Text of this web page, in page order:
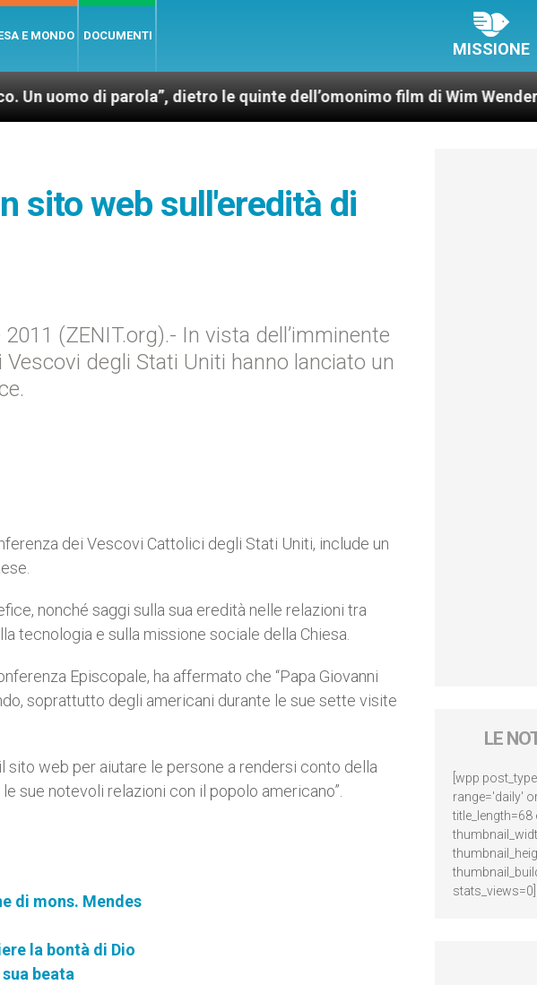
E MONDO DOCUMENTI
MISSIONE
di parola”, dietro le quinte dell’omonimo film di Wim Wenders
sito web sull'eredità di
(ZENIT.org).- In vista dell’imminente
degli Stati Uniti hanno lanciato un
dei Vescovi Cattolici degli Stati Uniti, include un
nonché saggi sulla sua eredità nelle relazioni tra
tecnologia e sulla missione sociale della Chiesa.
Episcopale, ha affermato che “Papa Giovanni
soprattutto degli americani durante le sue sette visite
sito web per aiutare le persone a rendersi conto della
sue notevoli relazioni con il popolo americano”.
di mons. Mendes
la bontà di Dio
beata
LE
[wpp
range='daily'
title_length=68
stats_views=0]